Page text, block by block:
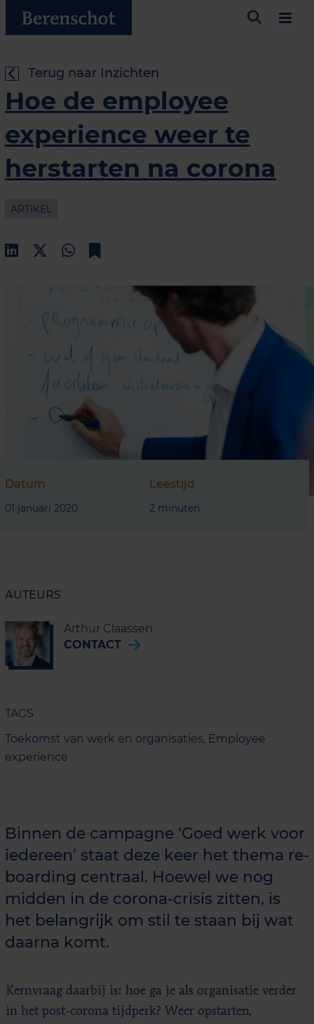
Terug naar Inzichten
Hoe de employee
experience weer te
herstarten na corona
ARTIKEL
Datum
01 januari 2020
Leestijd
2 minuten
AUTEURS
Arthur Claassen
CONTACT
TAGS
Toekomst van werk en organisaties, Employee
experience
Binnen de campagne ‘Goed werk voor
iedereen’ staat deze keer het thema re-
boarding centraal. Hoewel we nog
midden in de corona-crisis zitten, is
het belangrijk om stil te staan bij wat
daarna komt.
Kernvraag daarbij is: hoe ga je als organisatie verder
in het post-corona tijdperk? Weer opstarten,